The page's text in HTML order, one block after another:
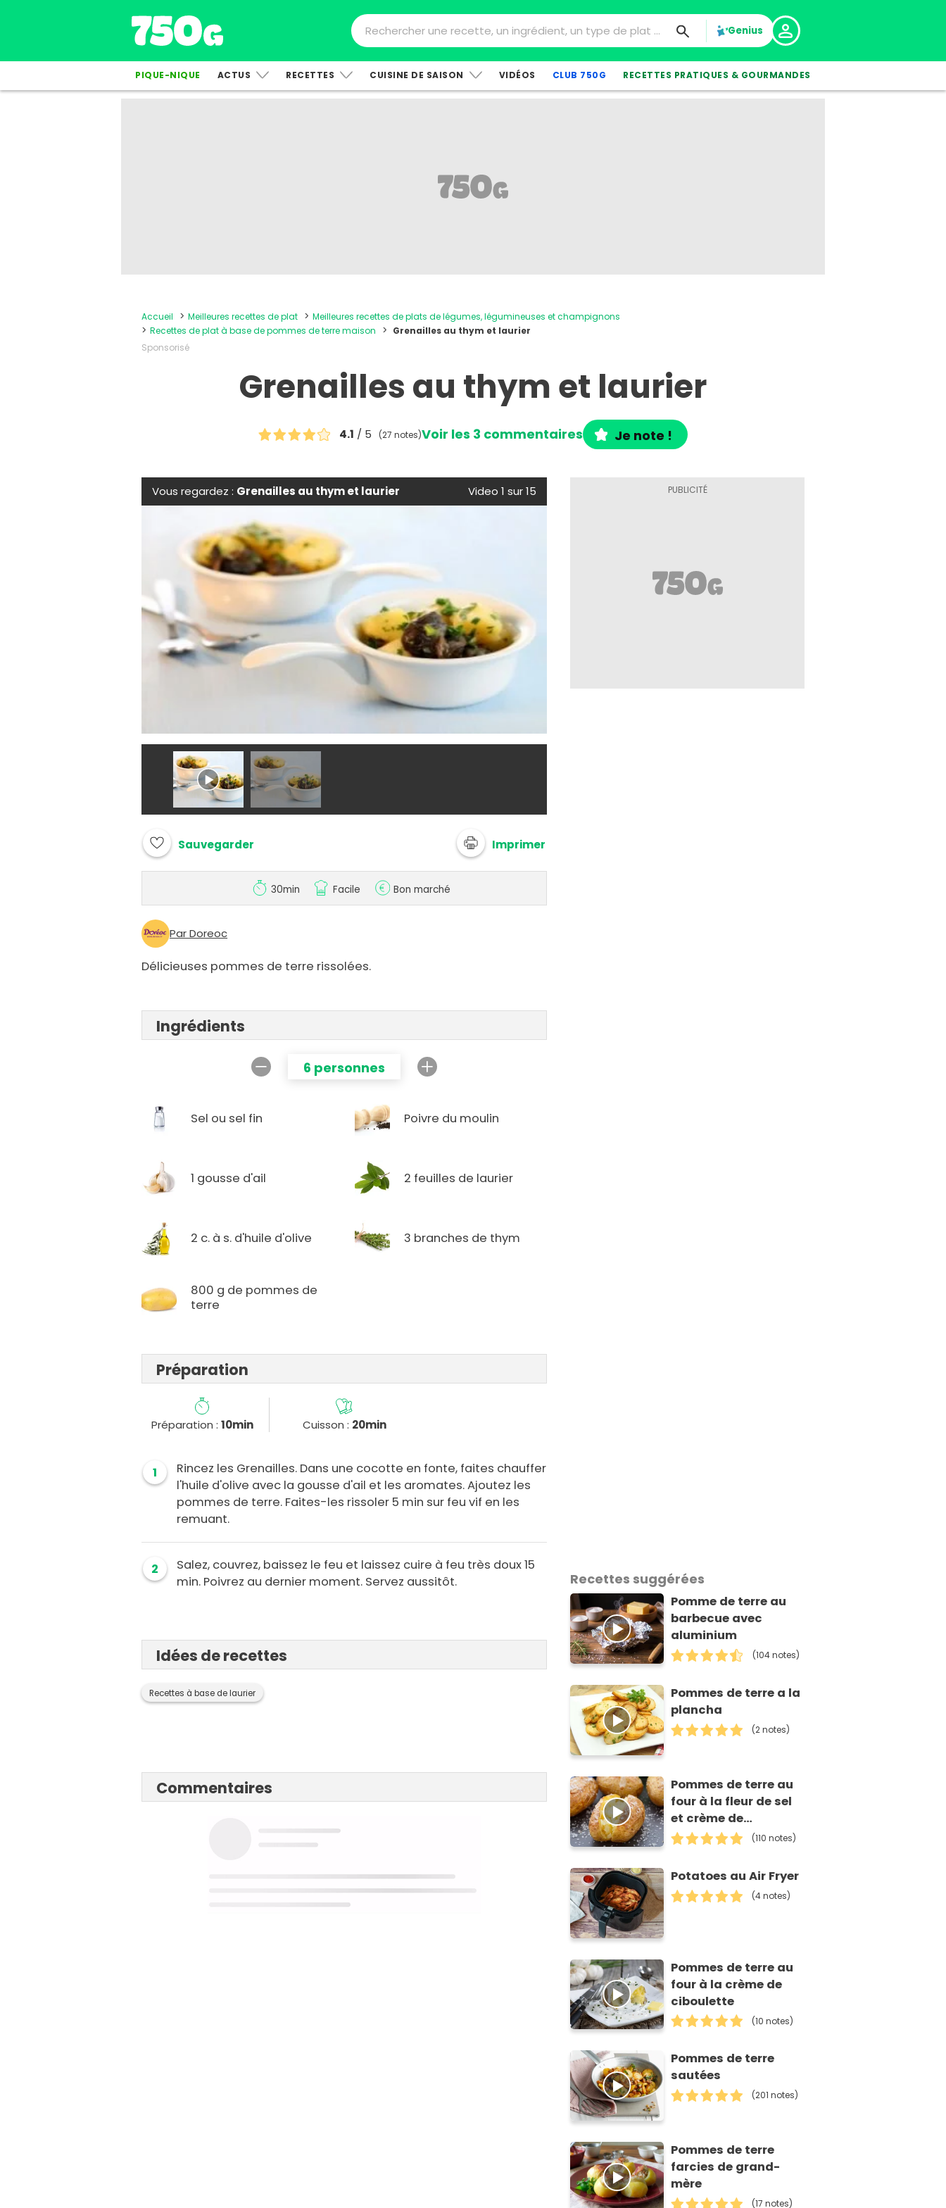
Genius
PIQUE-NIQUE ACTUS RECETTES CUISINE DE SAISON VIDÉOS CLUB 750G RECETTES PRATIQUES & GOURMANDES
Accueil Meilleures recettes de plat
Meilleures recettes de plats de légumes, légumineuses et champignons
Recettes de plat à base de pommes de terre maison
Grenailles au thym et laurier
Sponsorisé
Grenailles au thym et laurier
4.1 / 5 (27 notes)Voir les 3 commentaires Je note !
Vous regardez : Grenailles au thym et laurier Video 1 sur 15
Sauvegarder Imprimer
30min Facile Bon marché
Par Doreoc
Délicieuses pommes de terre rissolées.
Ingrédients
6 personnes
Sel ou sel fin Poivre du moulin
1 gousse d'ail 2 feuilles de laurier
2 c. à s. d'huile d'olive 3 branches de thym
800 g de pommes de
terre
Préparation
Préparation : 10min Cuisson : 20min
1
Rincez les Grenailles. Dans une cocotte en fonte, faites chauffer
l'huile d'olive avec la gousse d'ail et les aromates. Ajoutez les
pommes de terre. Faites-les rissoler 5 min sur feu vif en les
remuant.
2
Salez, couvrez, baissez le feu et laissez cuire à feu très doux 15
min. Poivrez au dernier moment. Servez aussitôt.
Idées de recettes
Recettes à base de laurier
Commentaires
Recettes suggérées
Pomme de terre au
barbecue avec
aluminium
(104 notes)
Pommes de terre a la
plancha
(2 notes)
Pommes de terre au
four à la fleur de sel
et crème de
ciboulette
(110 notes)
Potatoes au Air Fryer
(4 notes)
Pommes de terre au
four à la crème de
ciboulette
(10 notes)
Pommes de terre
sautées
(201 notes)
Pommes de terre
farcies de grand-
mère
(17 notes)